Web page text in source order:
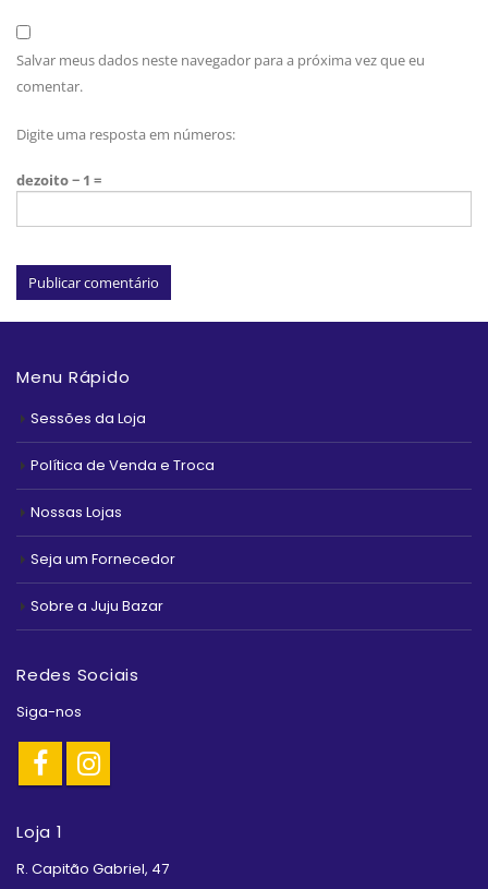
Salvar meus dados neste navegador para a próxima vez que eu
comentar.
Digite uma resposta em números:
dezoito − 1 =
Menu Rápido
Sessões da Loja
Política de Venda e Troca
Nossas Lojas
Seja um Fornecedor
Sobre a Juju Bazar
Redes Sociais
Siga-nos
Loja 1
R. Capitão Gabriel, 47